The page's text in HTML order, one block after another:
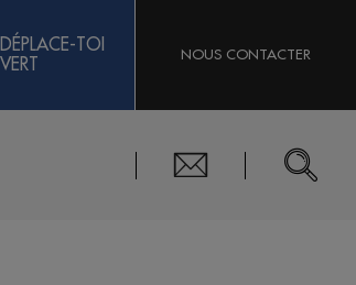
DÉPLACE-TOI
VERT
NOUS CONTACTER